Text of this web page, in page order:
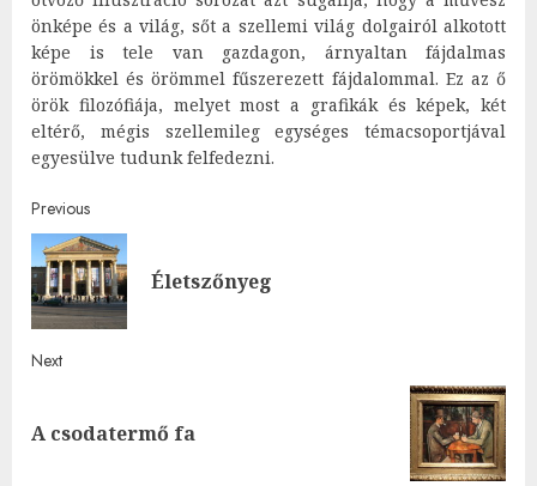
önképe és a világ, sőt a szellemi világ dolgairól alkotott
képe is tele van gazdagon, árnyaltan fájdalmas
örömökkel és örömmel fűszerezett fájdalommal. Ez az ő
örök filozófiája, melyet most a grafikák és képek, két
eltérő, mégis szellemileg egységes témacsoportjával
egyesülve tudunk felfedezni.
Post
navigation
Previous
Életszőnyeg
Next
Next
A csodatermő fa